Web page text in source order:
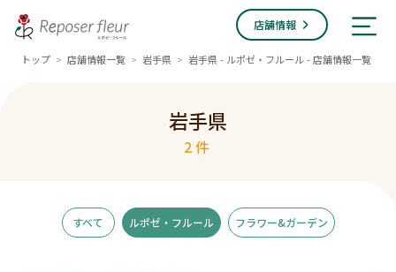
店舗情報
トップ > 店舗情報一覧 > 岩手県 > 岩手県 - ルポゼ・フルール - 店舗情報一覧
岩手県
2件
すべて ルポゼ・フルール フラワー&ガーデン